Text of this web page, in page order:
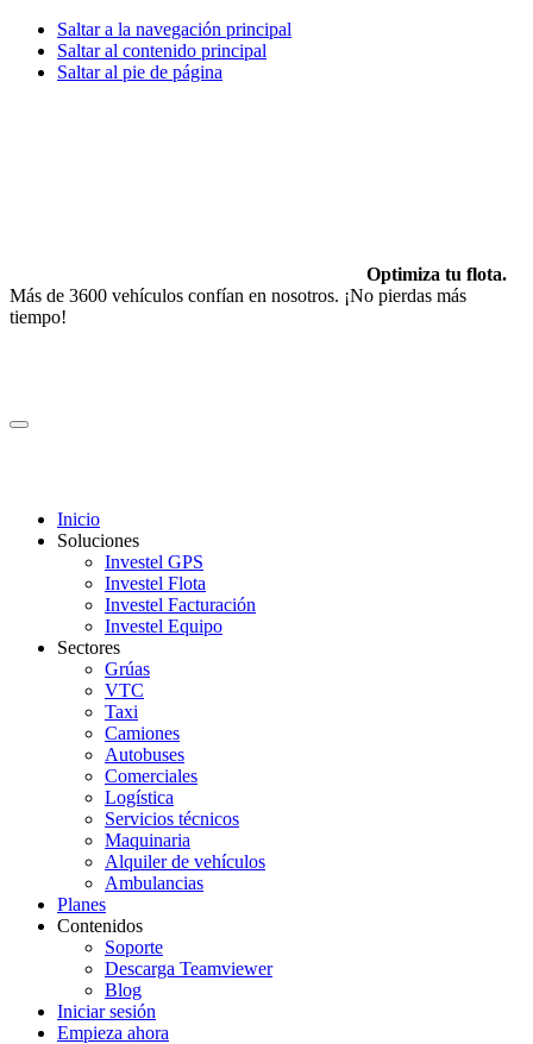
Saltar a la navegación principal
Saltar al contenido principal
Saltar al pie de página
Optimiza tu flota.
Más de 3600 vehículos confían en nosotros. ¡No pierdas más
tiempo!
Inicio
Soluciones
Investel GPS
Investel Flota
Investel Facturación
Investel Equipo
Sectores
Grúas
VTC
Taxi
Camiones
Autobuses
Comerciales
Logística
Servicios técnicos
Maquinaria
Alquiler de vehículos
Ambulancias
Planes
Contenidos
Soporte
Descarga Teamviewer
Blog
Iniciar sesión
Empieza ahora